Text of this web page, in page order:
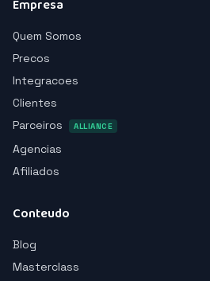
Empresa
Quem Somos
Precos
Integracoes
Clientes
Parceiros
ALLIANCE
Agencias
Afiliados
Conteudo
Blog
Masterclass